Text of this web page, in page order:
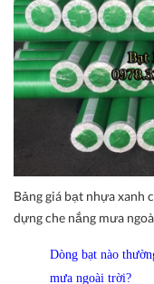
Bảng giá bạt nhựa xanh
dựng che nắng mưa
Dòng bạt nào
mưa ngoài trời?